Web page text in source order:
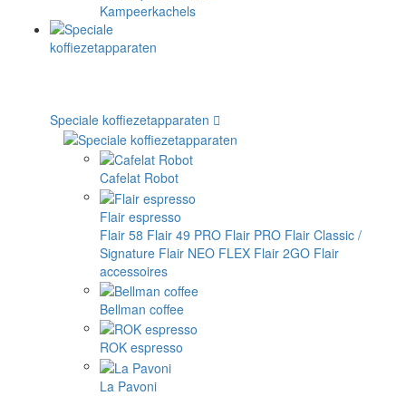
Kampeerkachels
Speciale koffiezetapparaten
Cafelat Robot
Flair espresso
Flair 58 Flair 49 PRO Flair PRO Flair Classic /
Signature Flair NEO FLEX Flair 2GO Flair
accessoires
Bellman coffee
ROK espresso
La Pavoni